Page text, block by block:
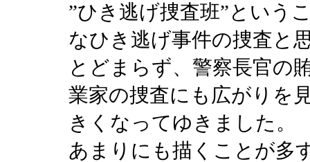
”ひき逃げ捜査班”という
なひき逃げ事件の捜査と
とどまらず、警察長官の
業家の捜査にも広がりを
きくなってゆきました。
あまりにも描くことが多